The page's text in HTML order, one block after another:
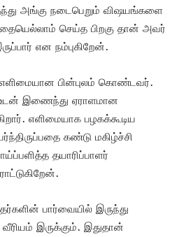
அங்கு நடைபெறும் விஷயங்களை
செய்த பிறகு தான் அவர்
என நம்புகிறேன்.
எளிமையான பின்புலம் கொண்டவர்.
உடன் இணைந்து ஏராளமான
எளிமையாக பழகக்கூடிய
கண்டு மகிழ்ச்சி
தயாரிப்பாளர்
பார்வையில் இருந்து
வீரியம் இருக்கும். இதுதான்